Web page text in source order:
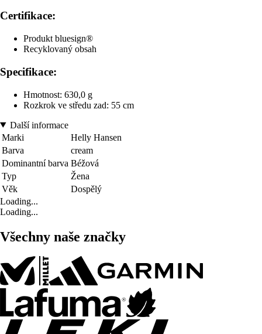
Certifikace:
Produkt bluesign®
Recyklovaný obsah
Specifikace:
Hmotnost: 630,0 g
Rozkrok ve středu zad: 55 cm
Další informace
Marki
Helly Hansen
Barva
cream
Dominantní barva Béžová
Typ
Žena
Věk
Dospělý
Loading...
Loading...
Všechny naše značky